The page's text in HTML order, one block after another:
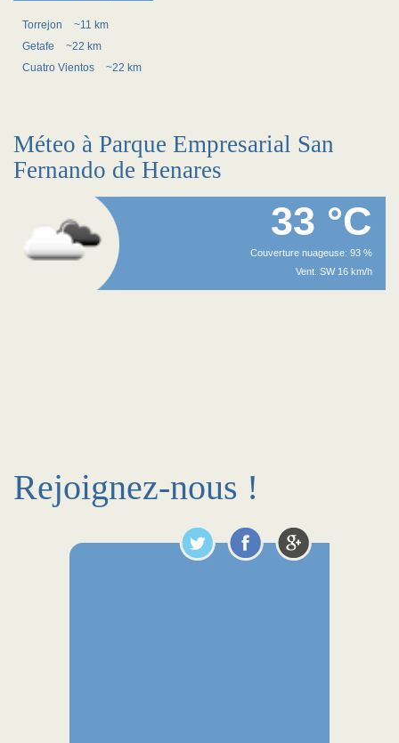
Torrejon
~11 km
Getafe
~22 km
Cuatro Vientos
~22 km
Méteo à Parque Empresarial San
Fernando de Henares
33 °C
Couverture nuageuse: 93 %
Vent: SW 16 km/h
Rejoignez-nous !